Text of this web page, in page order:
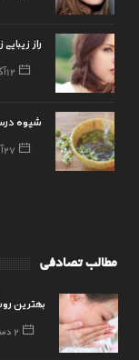
راز
12 آگوست, 2017
شیوه
27 آگوست, 2017
مطالب تصادفی
بهترین
2 دسامبر, 2014